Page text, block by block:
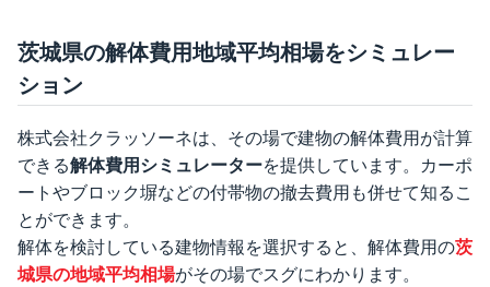
茨城県の解体費用地域平均相場をシミュレー
ション
株式会社クラッソーネは、その場で建物の解体費用が計算
できる解体費用シミュレーターを提供しています。カーポ
ートやブロック塀などの付帯物の撤去費用も併せて知るこ
とができます。
解体を検討している建物情報を選択すると、解体費用の茨
城県の地域平均相場がその場でスグにわかります。